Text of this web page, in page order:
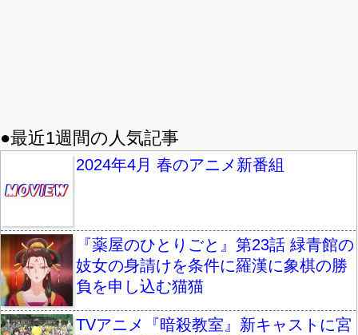
●最近1週間の人気記事
2024年4月 春のアニメ新番組
『薬屋のひとりごと』第23話 緑青館の
妓女の身請けを条件に羅漢に象棋の勝
負を申し込む猫猫
TVアニメ『暗殺教室』新キャストに宮